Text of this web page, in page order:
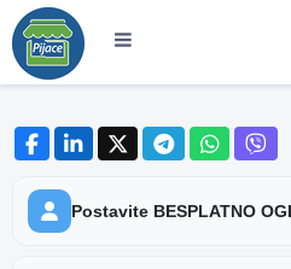
Postavite BESPLATNO